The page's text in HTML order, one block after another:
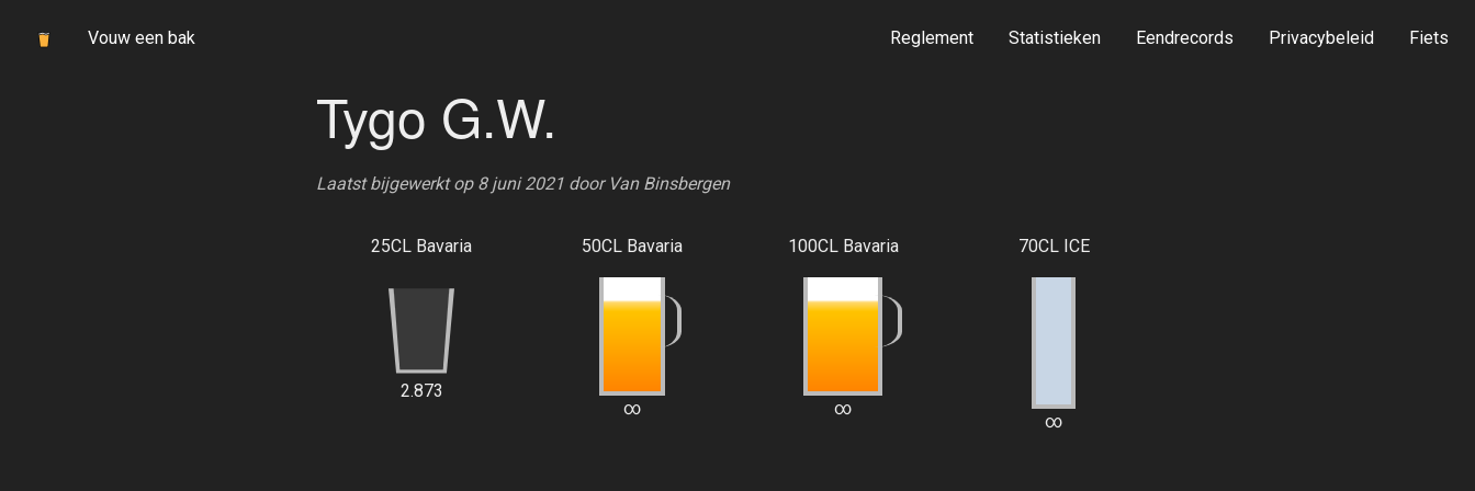
Vouw een bak Reglement Statistieken Eendrecords Privacybeleid Fiets
Tygo G.W.
Laatst bijgewerkt op 8 juni 2021 door Van Binsbergen
25CL Bavaria
2.873
50CL Bavaria
∞
100CL Bavaria
∞
70CL ICE
∞